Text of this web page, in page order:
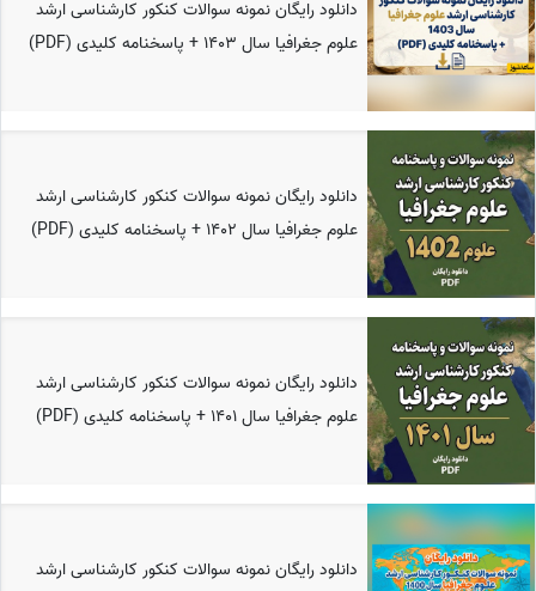
دانلود رایگان نمونه سوالات کنکور کارشناسی ارشد
علوم جغرافیا سال 1403 + پاسخنامه کلیدی (PDF)
دانلود رایگان نمونه سوالات کنکور کارشناسی ارشد
علوم جغرافیا سال 1402 + پاسخنامه کلیدی (PDF)
دانلود رایگان نمونه سوالات کنکور کارشناسی ارشد
علوم جغرافیا سال 1401 + پاسخنامه کلیدی (PDF)
دانلود رایگان نمونه سوالات کنکور کارشناسی ارشد